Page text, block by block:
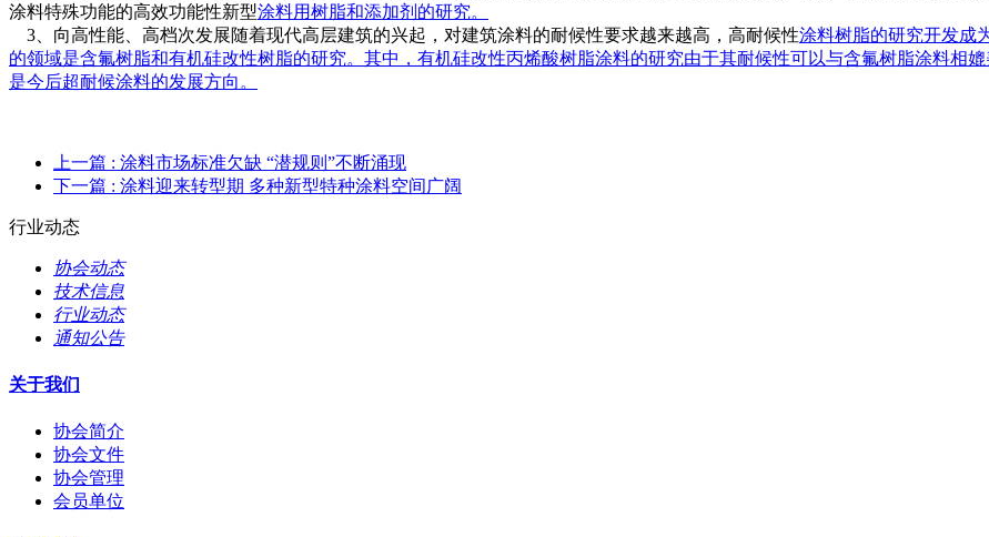
涂料特殊功能的高效功能性新型涂料用树脂和添加剂的研究。
3、向高性能、高档次发展随着现代高层建筑的兴起，对建筑涂料的耐候性要求越来越高，高耐候性涂料树脂的研究开发成
的领域是含氟树脂和有机硅改性树脂的研究。其中，有机硅改性丙烯酸树脂涂料的研究由于其耐候性可以与含氟树脂涂料相
是今后超耐候涂料的发展方向。
上一篇 : 涂料市场标准欠缺 “潜规则”不断涌现
下一篇 : 涂料迎来转型期 多种新型特种涂料空间广阔
行业动态
协会动态
技术信息
行业动态
通知公告
关于我们
协会简介
协会文件
协会管理
会员单位